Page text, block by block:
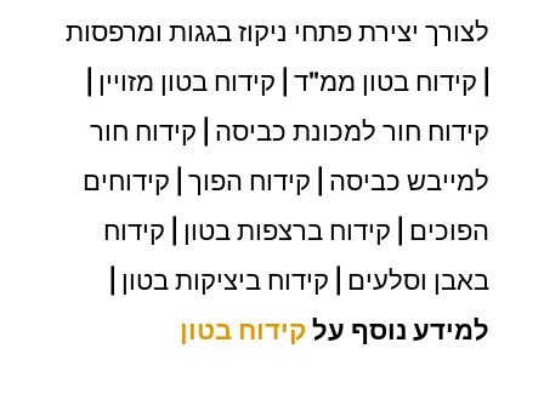
לצורך יצירת פתחי ניקוז בגגות ומרפסות
| קידוח בטון ממ"ד | קידוח בטון מזויין |
קידוח חור למכונת כביסה | קידוח חור
למייבש כביסה | קידוח הפוך | קידוחים
הפוכים | קידוח ברצפות בטון | קידוח
באבן וסלעים | קידוח ביציקות בטון |
למידע נוסף עלקידוח בטון